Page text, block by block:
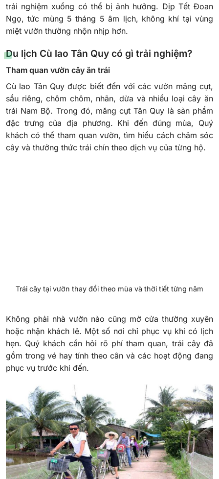
trải nghiệm xuồng có thể bị ảnh hưởng. Dịp Tết Đoan
Ngọ, tức mùng 5 tháng 5 âm lịch, không khí tại vùng
miệt vườn thường nhộn nhịp hơn.
Du lịch Cù lao Tân Quy có gì trải nghiệm?
Tham quan vườn cây ăn trái
Cù lao Tân Quy được biết đến với các vườn măng cụt,
sầu riêng, chôm chôm, nhãn, dừa và nhiều loại cây ăn
trái Nam Bộ. Trong đó, măng cụt Tân Quy là sản phẩm
đặc trưng của địa phương. Khi đến đúng mùa, Quý
khách có thể tham quan vườn, tìm hiểu cách chăm sóc
cây và thưởng thức trái chín theo dịch vụ của từng hộ.
Trái cây tại vườn thay đổi theo mùa và thời tiết từng năm
Không phải nhà vườn nào cũng mở cửa thường xuyên
hoặc nhận khách lẻ. Một số nơi chỉ phục vụ khi có lịch
hẹn. Quý khách cần hỏi rõ phí tham quan, trái cây đã
gồm trong vé hay tính theo cân và các hoạt động đang
phục vụ trước khi đến.